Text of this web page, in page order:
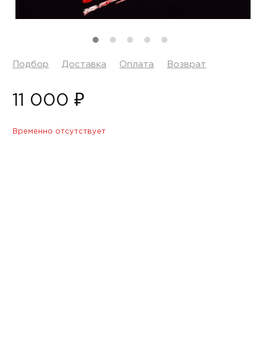
Подбор Доставка Оплата Возврат
11 000 ₽
Временно отсутствует